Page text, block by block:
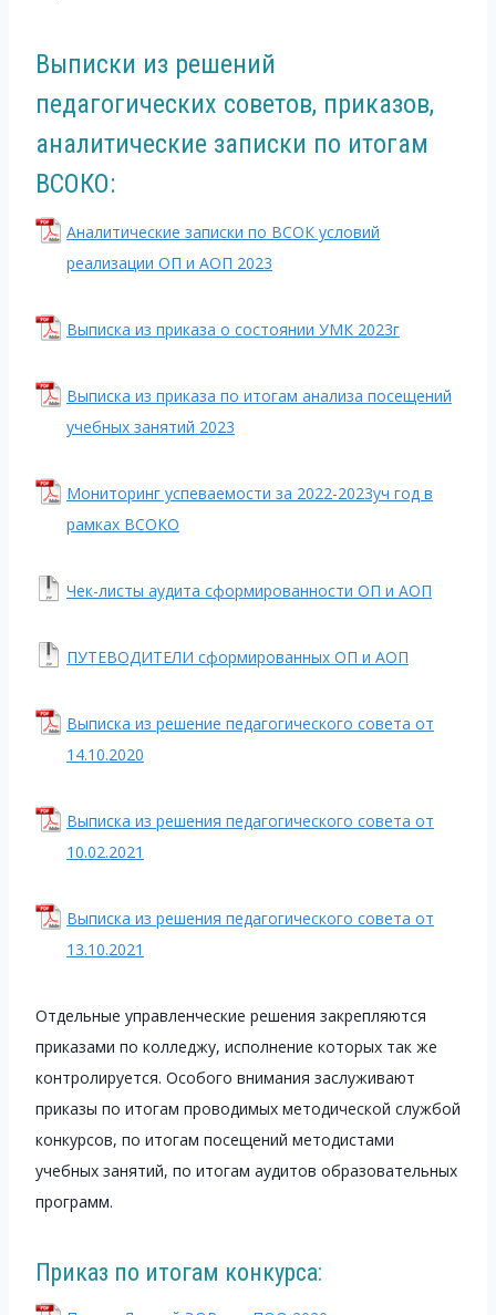
Выписки из решений
педагогических советов, приказов,
аналитические записки по итогам
ВСОКО:
Аналитические записки по ВСОК условий
реализации ОП и АОП 2023
Выписка из приказа о состоянии УМК 2023г
Выписка из приказа по итогам анализа посещений
учебных занятий 2023
Мониторинг успеваемости за 2022-2023уч год в
рамках ВСОКО
Чек-листы аудита сформированности ОП и АОП
ПУТЕВОДИТЕЛИ сформированных ОП и АОП
Выписка из решение педагогического совета от
14.10.2020
Выписка из решения педагогического совета от
10.02.2021
Выписка из решения педагогического совета от
13.10.2021
Отдельные управленческие решения закрепляются
приказами по колледжу, исполнение которых так же
контролируется. Особого внимания заслуживают
приказы по итогам проводимых методической службой
конкурсов, по итогам посещений методистами
учебных занятий, по итогам аудитов образовательных
программ.
Приказ по итогам конкурса: